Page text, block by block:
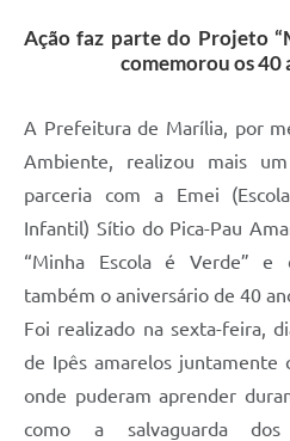
Ação faz parte do Projeto
comemorou os 40
A Prefeitura de Marília, por
Ambiente, realizou mais
parceria com a Emei
Infantil) Sítio do Pica-Pau
“Minha Escola é Verde” e
também o aniversário de 40
Foi realizado na sexta-feira,
de Ipês amarelos juntamente
onde puderam aprender
como a salvaguarda